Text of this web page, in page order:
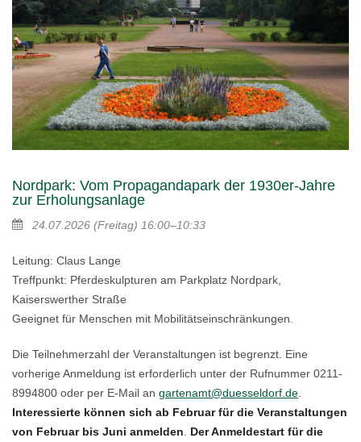
Nordpark: Vom Propagandapark der 1930er-Jahre
zur Erholungsanlage
24.07.2026 (Freitag) 16:00–10:33
Leitung: Claus Lange
Treffpunkt: Pferdeskulpturen am Parkplatz Nordpark,
Kaiserswerther Straße
Geeignet für Menschen mit Mobilitätseinschränkungen.
Die Teilnehmerzahl der Veranstaltungen ist begrenzt. Eine
vorherige Anmeldung ist erforderlich unter der Rufnummer 0211-
8994800 oder per E-Mail an gartenamt@duesseldorf.de
Interessierte können sich ab Februar für die Veranstaltungen
von Februar bis Juni anmelden
Der Anmeldestart für die